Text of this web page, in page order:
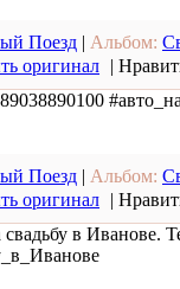
Поезд | Альбом:
оригинал |
Поезд | Альбом:
оригинал |
в Иванове.